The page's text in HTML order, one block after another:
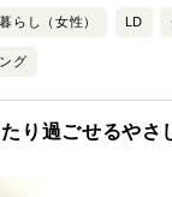
らし（女性） LD
グ
り過ごせるやさ